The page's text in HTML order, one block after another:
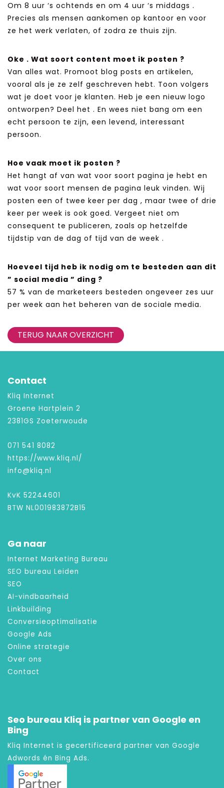
Om 8 uur ‘s ochtends en om 4 uur ‘s middags .
Precies als mensen aankomen op kantoor en voor
ze het werk verlaten, of zodra ze thuis zijn.
Oke . Wat soort content moet ik posten ?
Van alles wat. Promoot blog posts en artikelen,
vooral als je ze zelf geschreven hebt. Toon volgers
wat je doet voor je klanten. Heb je een nieuw logo
ontworpen? Deel het . En wees niet bang om een ​​
echt persoon te zijn, een levend, interessant
persoon.
Hoe vaak moet ik posten ?
Het hangt af van wat voor soort pagina je hebt en
wat voor soort mensen de pagina leuk vinden. Wij
posten een of twee keer per dag , maar twee of drie
keer per week is ook goed. Vergeet niet om
consequent te publiceren, zoals op hetzelfde
tijdstip van de dag of tijd van de week .
Hoeveel tijd heb ik nodig om te besteden aan dit
” social media ” ding ?
57 % van de marketeers besteden ongeveer zes uur
per week aan het beheren van de sociale media.
TERUG NAAR OVERZICHT
Contact
Kliq Internet
Groene Hartplein 2
2381GS Zoeterwoude
071 541 8082
https://www.kliq.nl/
info@kliq.nl
KvK 52244601
BTW NL001983872B15
Ga naar
Internet Marketing Bureau
SEO bureau Leiden
SEO
AI-vindbaarheid
Linkbuilding
Conversieoptimalisatie
Google Ads
Online strategie
Over ons
Contact
Seo bureau Kliq is partner van Google en
Bing
Kliq Internet is gecertificeerd partner van Google
Adwords én Bing Ads.